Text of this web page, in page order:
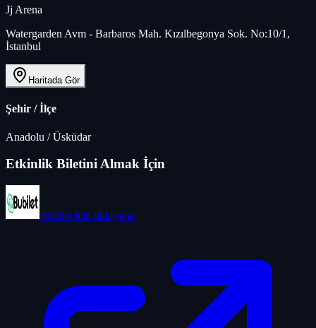
Jj Arena
Watergarden Avm - Barbaros Mah. Kızılbegonya Sok. No:10/1,
İstanbul
Haritada Gör
Şehir / İlçe
Anadolu /Üsküdar
Etkinlik Biletini Almak İçin
Bubilet için tıklayınız